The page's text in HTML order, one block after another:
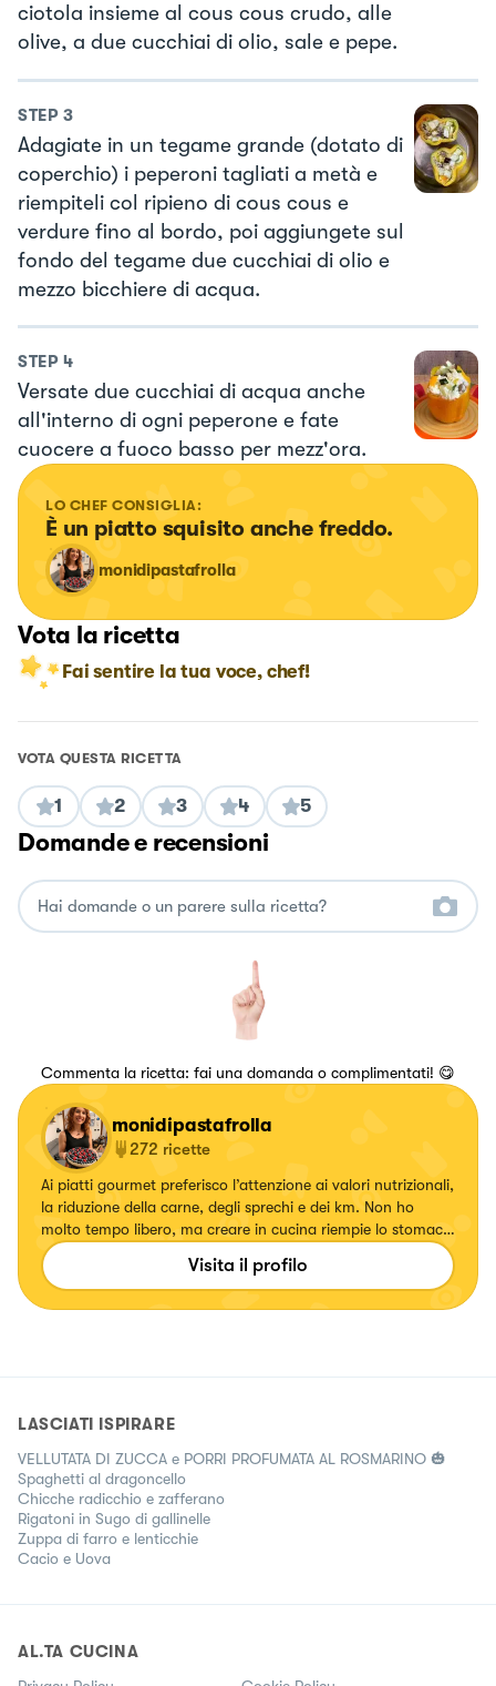
ciotola insieme al cous cous crudo, alle
olive, a due cucchiai di olio, sale e pepe.
STEP 3
Adagiate in un tegame grande (dotato di
coperchio) i peperoni tagliati a metà e
riempiteli col ripieno di cous cous e
verdure fino al bordo, poi aggiungete sul
fondo del tegame due cucchiai di olio e
mezzo bicchiere di acqua.
STEP 4
Versate due cucchiai di acqua anche
all'interno di ogni peperone e fate
cuocere a fuoco basso per mezz'ora.
LO CHEF CONSIGLIA:
È un piatto squisito anche freddo.
monidipastafrolla
Vota la ricetta
Fai sentire la tua voce, chef!
VOTA QUESTA RICETTA
1 2 3 4 5
Domande e recensioni
Commenta la ricetta: fai una domanda o complimentati! 😋
monidipastafrolla
272 ricette
Ai piatti gourmet preferisco l’attenzione ai valori nutrizionali,
la riduzione della carne, degli sprechi e dei km. Non ho
molto tempo libero, ma creare in cucina riempie lo stomaco
e il ❤️
Visita il profilo
LASCIATI ISPIRARE
VELLUTATA DI ZUCCA e PORRI PROFUMATA AL ROSMARINO 🎃
Spaghetti al dragoncello
Chicche radicchio e zafferano
Rigatoni in Sugo di gallinelle
Zuppa di farro e lenticchie
Cacio e Uova
AL.TA CUCINA